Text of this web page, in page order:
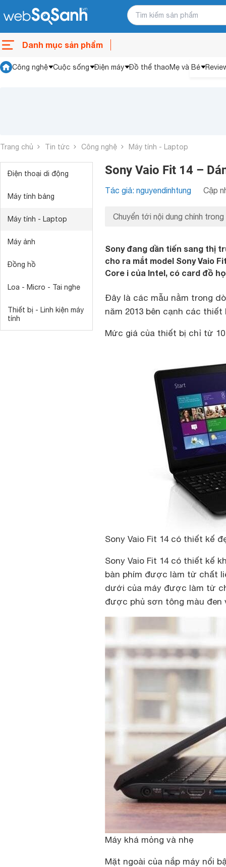
Danh mục sản phẩm
Công nghệ Cuộc sống Điện máy Đồ thể thaoMẹ và Bé
Trang chủ Tin tức Công nghệ Máy tính - Laptop
Điện thoại di động
Máy tính bảng
Máy tính - Laptop
Máy ảnh
Đồng hồ
Loa - Micro - Tai nghe
Thiết bị - Linh kiện máy
tính
Sony Vaio Fit 14 –
Tác giả: nguyendinhtung Cập
Chuyển tới nội dung chính trong
Sony đang dần tiến sang thị
cho ra mắt model Sony Vaio
Core i của Intel, có card đồ
Đây là các mẫu nằm trong
năm 2013 bên cạnh các
Mức giá của thiết bị chỉ từ
Sony Vaio Fit 14 có thiết kế
Sony Vaio Fit 14 có thiết kế
bàn phím được làm từ chất
dưới của máy được làm từ
được phủ sơn tông màu đen
Máy khá mỏng và nhẹ
Mặt ngoài của nắp máy nổi